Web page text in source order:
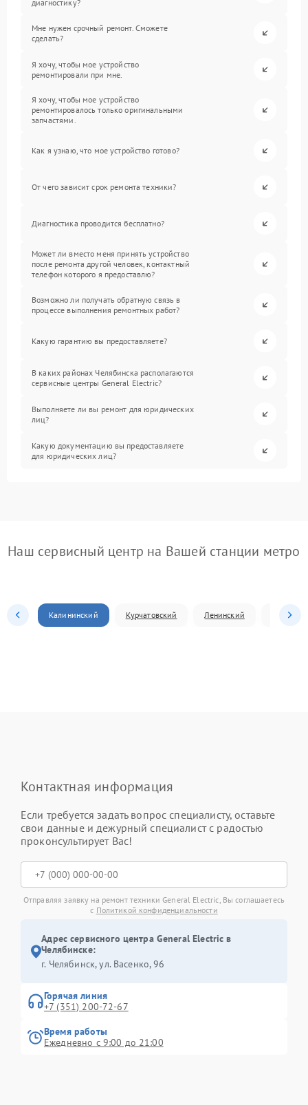
диагностику?
Мне нужен срочный ремонт. Сможете
сделать?
Я хочу, чтобы мое устройство
ремонтировали при мне.
Я хочу, чтобы мое устройство
ремонтировалось только оригинальными
запчастями.
Как я узнаю, что мое устройство готово?
От чего зависит срок ремонта техники?
Диагностика проводится бесплатно?
Может ли вместо меня принять устройство
после ремонта другой человек, контактный
телефон которого я предоставлю?
Возможно ли получать обратную связь в
процессе выполнения ремонтных работ?
Какую гарантию вы предоставляете?
В каких районах Челябинска располагаются
сервисные центры General Electric?
Выполняете ли вы ремонт для юридических
лиц?
Какую документацию вы предоставляете
для юридических лиц?
Наш сервисный центр на Вашей станции метро
Калининский Курчатовский Ленинский
Контактная информация
Если требуется задать вопрос специалисту, оставьте
свои данные и дежурный специалист с радостью
проконсультирует Вас!
Отправляя заявку на ремонт техники General Electric, Вы соглашаетесь
с Политикой конфиденциальности
Адрес сервисного центра General Electric в
Челябинске:
г. Челябинск, ул. Васенко, 96
Горячая линия
+7 (351) 200-72-67
Время работы
Ежедневно с 9:00 до 21:00